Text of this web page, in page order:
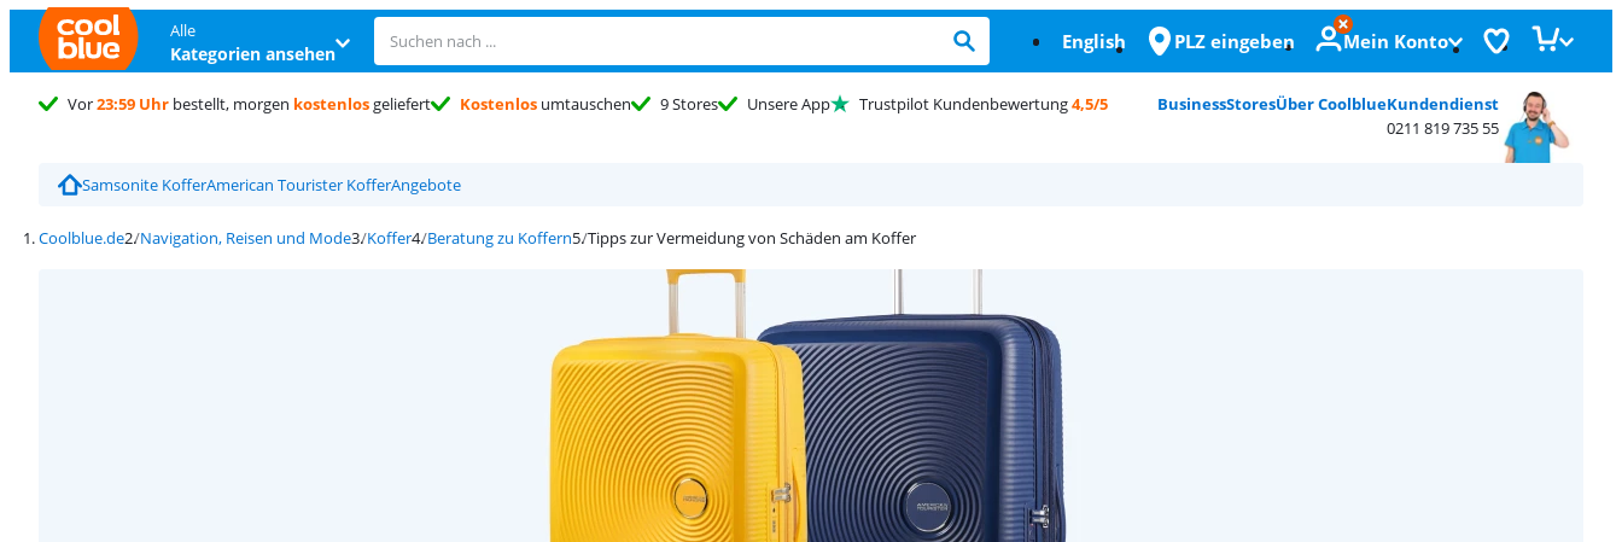
Alle
Kategorien ansehen English PLZ eingeben Mein Konto
Vor23:59 Uhr bestellt, morgen kostenlosgeliefert Kostenlos umtauschen 9 Stores Unsere App Trustpilot Kundenbewertung4,5/5 BusinessStoresÜber CoolblueKundendienst
0211 819 735 55
Samsonite KofferAmerican Tourister KofferAngebote
Coolblue.de Navigation, Reisen und Mode Koffer Beratung zu Koffern Tipps zur Vermeidung von Schäden am Koffer